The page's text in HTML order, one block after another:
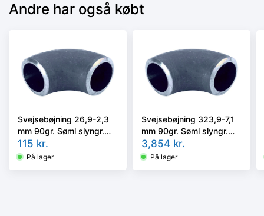
Andre har også købt
Svejsebøjning 26,9-2,3
mm 90gr. Søml slyngr.
fasede kval EN10253-2,
P235GH, 3D
115 kr.
På lager
Svejsebøjning 323,9-7,1
mm 90gr. Søml slyngr.
fasede kval EN10253-2,
P235GH, 3D
3,854 kr.
På lager